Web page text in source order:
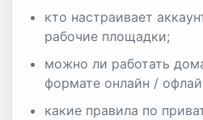
кто настраивает
рабочие площадки;
можно ли работать
формате онлайн /
какие правила по